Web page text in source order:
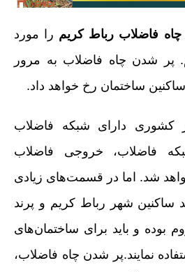
چاه فاضلاب رباط کریم را مورد
پر شدن چاه فاضلاب به مرور
ساختمان رخ خواهد داد.
کشوری دارای شبکه فاضلاب
فاضلاب، خروجی فاضلاب
شد. اما در قسمت‌های زیادی
ساکنین شهر رباط کریم و پرند
بوده و باید برای ساختمان‌های
نمایند.پر شدن چاه فاضلاب،